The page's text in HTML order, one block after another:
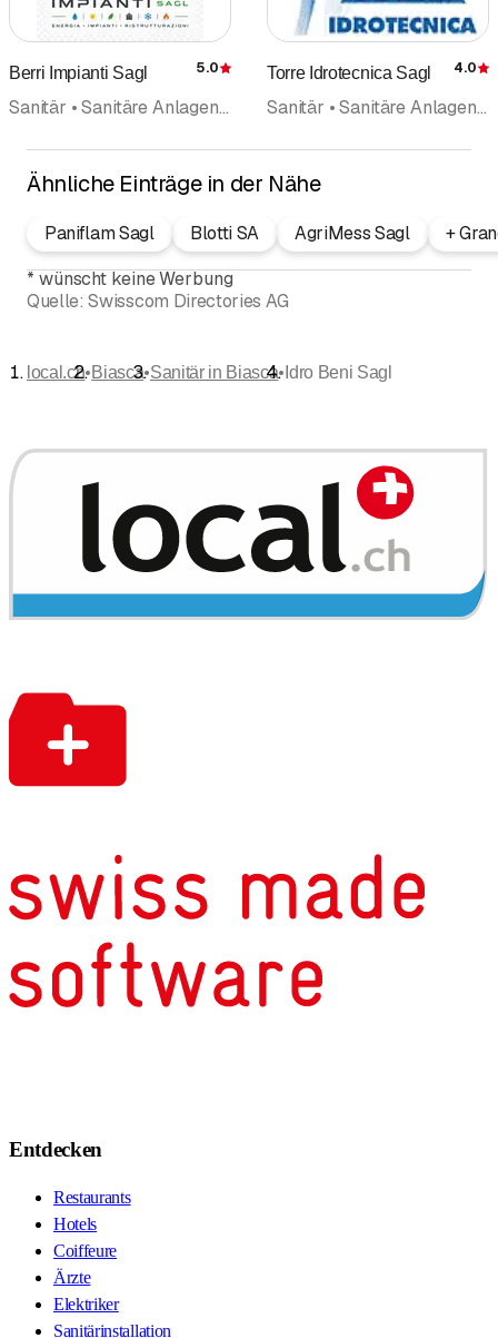
Berri Impianti Sagl Bewertung
5.0
Sanitär • Sanitäre Anlagen und Installationen • Hochbau • Umbau • Badezimmerrenovation • Heizungen • Alternativenergie • Photovoltaik Solarpanel • Bauunternehmen • Bauunternehmung • Renovation • Hydraulik
Torre Idrotecnica Sagl 4.0
Sanitär • Sanitäre Anlagen und Installationen • Heizungen • Wärmepumpen • Solarenergie • Alternativenergie • Solartechnik Solaranlagen • Reparaturen
Ähnliche Einträge in der Nähe
Paniflam Sagl Blotti SA AgriMess Sagl
+
* wünscht keine Werbung
Quelle: Swisscom Directories AG
local.ch•Biasca•Sanitär in Biasca• Idro Beni Sagl
Entdecken
Restaurants
Hotels
Coiffeure
Ärzte
Elektriker
Sanitärinstallation